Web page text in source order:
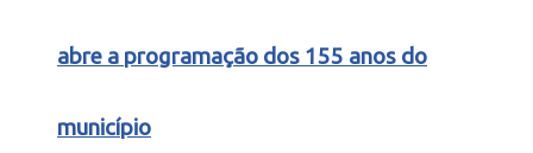
abre a programação dos 155 anos do
município